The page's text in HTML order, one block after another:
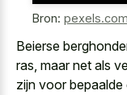
Bron: pexels.com
Beierse
ras, maar net als
zijn voor